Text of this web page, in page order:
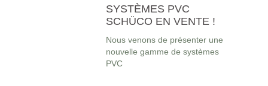
SYSTÈMES PVC
SCHÜCO EN VENTE !
Nous venons de présenter une
nouvelle gamme de systèmes
PVC